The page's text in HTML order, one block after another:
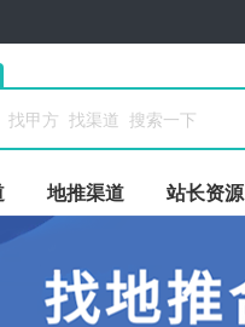
地推渠道 站长资源